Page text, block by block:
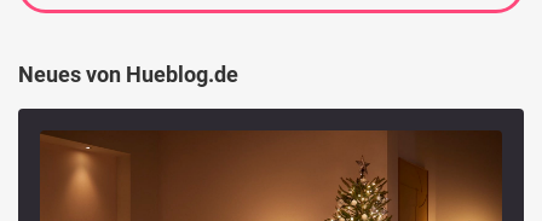
Neues von Hueblog.de